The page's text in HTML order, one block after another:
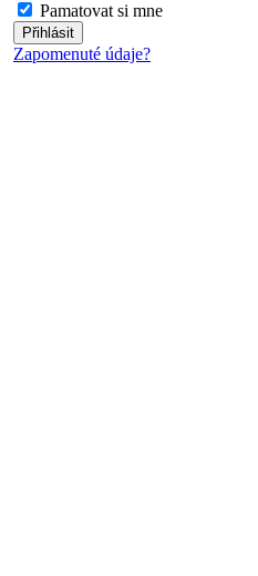
Pamatovat si mne
Zapomenuté údaje?